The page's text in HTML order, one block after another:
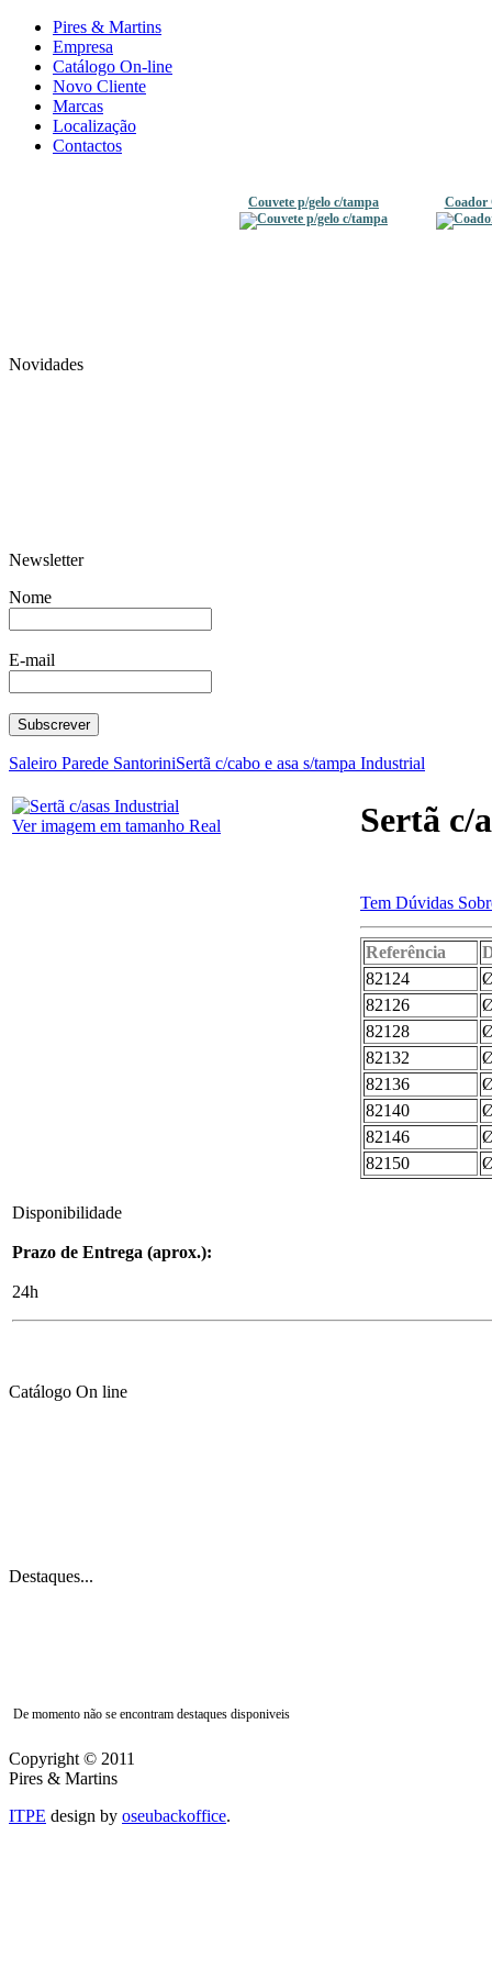
Pires & Martins
Empresa
Catálogo On-line
Novo Cliente
Marcas
Localização
Contactos
Couvete p/gelo c/tampa Coador
Bazar
Cx Multi-Funções Balon
Novidades
Newsletter
Nome
E-mail
Saleiro Parede SantoriniSertã c/cabo e asa s/tampa Industrial
Ver imagem em tamanho Real Sertã c/
Tem Dúvidas
Referência
82124
82126
82128
82132
82136
82140
82146
82150
Disponibilidade
Prazo de Entrega (aprox.):
24h
Catálogo On line
Destaques...
De momento não se encontram destaques disponiveis
Copyright © 2011
Pires & Martins
ITPE design by oseubackoffice.